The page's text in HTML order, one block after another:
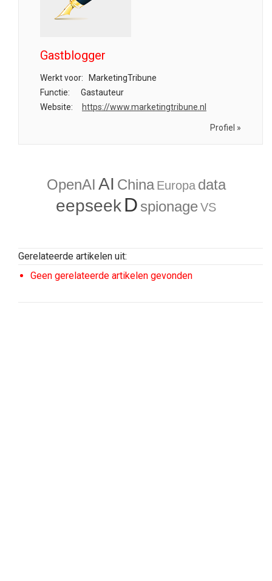
Gastblogger
Werkt voor:
MarketingTribune
Functie:
Gastauteur
Website:
https://www.marketingtribune.nl
Profiel »
OpenAI AI China Europa data
eepseekD spionageVS
Gerelateerde artikelen uit:
Geen gerelateerde artikelen gevonden